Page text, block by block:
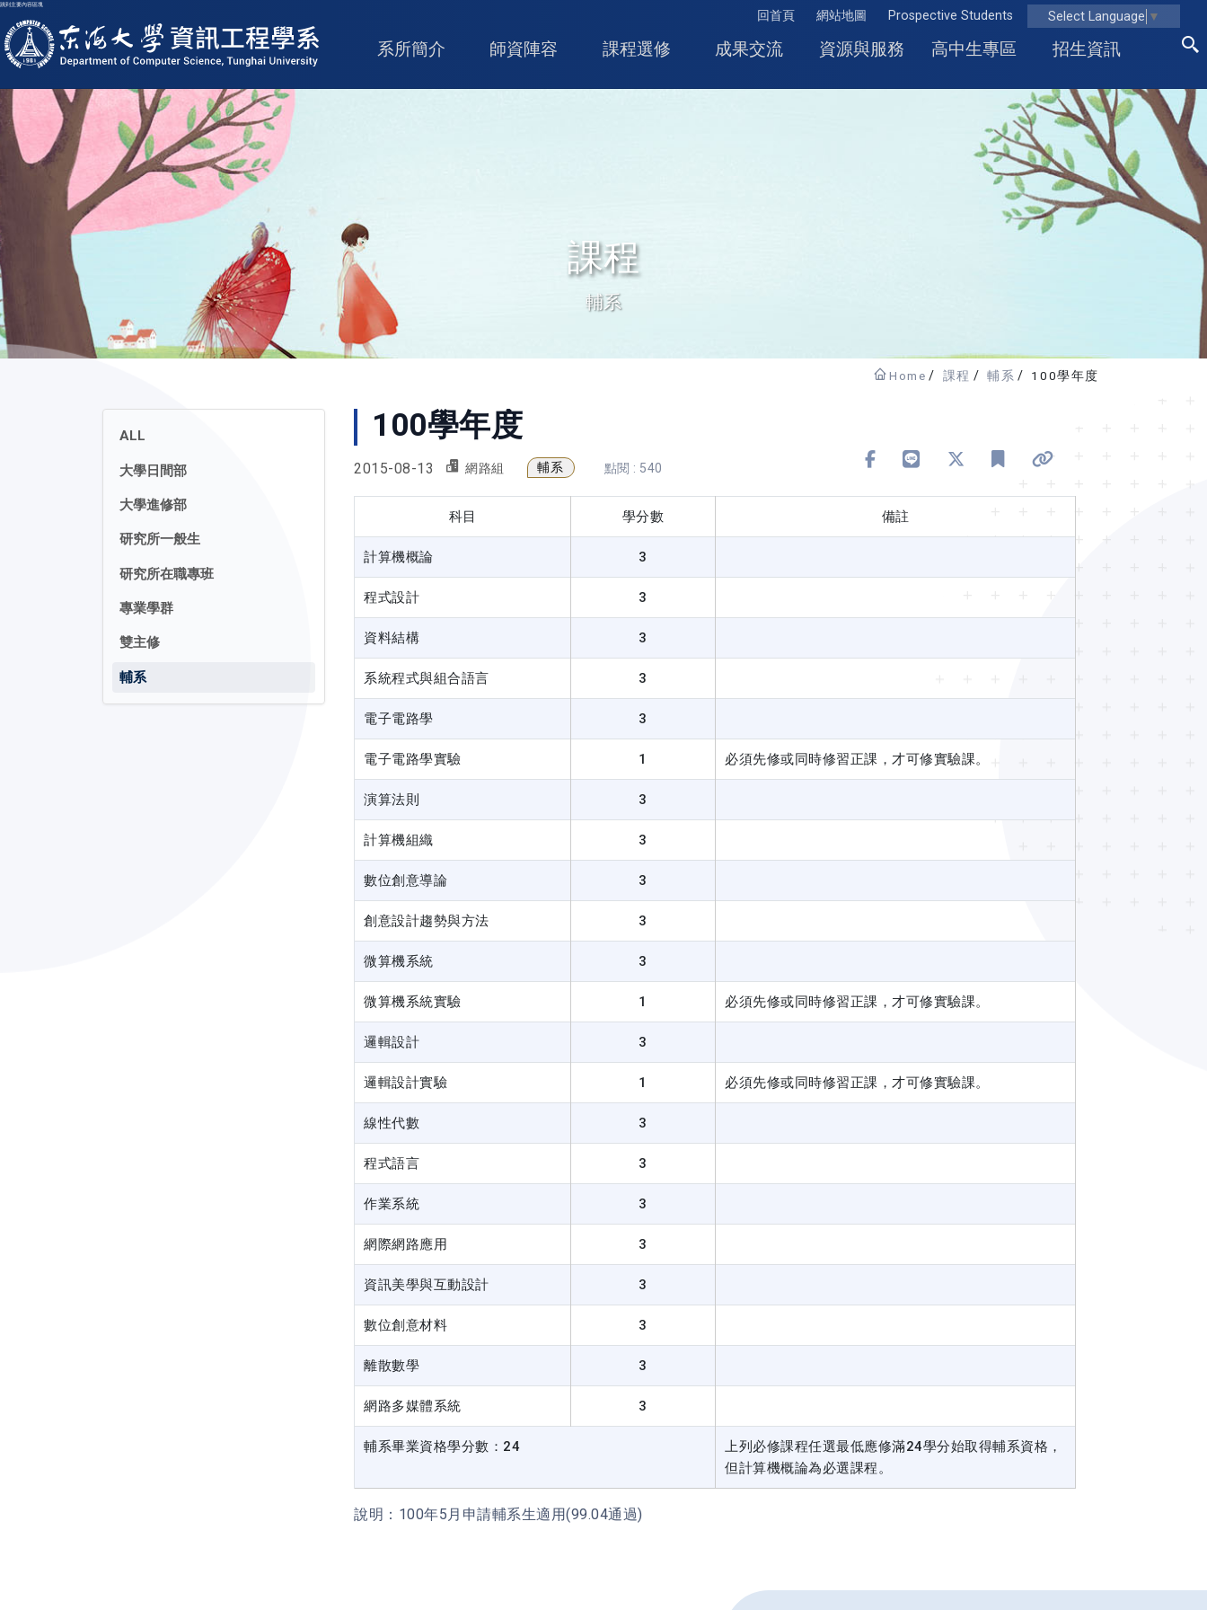
跳到主要內容區塊
回首頁 網站地圖 Prospective Students Select Language ▼
東海大學logo
系所簡介 師資陣容 課程選修 成果交流 資源與服務 高中生專區 招生資訊
課程
輔系
Home 課程 輔系 100學年度
ALL
大學日間部
大學進修部
研究所一般生
研究所在職專班
專業學群
雙主修
輔系
100學年度
2015-08-13 網路組 輔系 點閱 : 540
科目 學分數 備註
計算機概論 3
程式設計 3
資料結構 3
系統程式與組合語言 3
電子電路學 3
電子電路學實驗 1 必須先修或同時修習正課，才可修實驗課。
演算法則 3
計算機組織 3
數位創意導論 3
創意設計趨勢與方法 3
微算機系統 3
微算機系統實驗 1 必須先修或同時修習正課，才可修實驗課。
邏輯設計 3
邏輯設計實驗 1 必須先修或同時修習正課，才可修實驗課。
線性代數 3
程式語言 3
作業系統 3
網際網路應用 3
資訊美學與互動設計 3
數位創意材料 3
離散數學 3
網路多媒體系統 3
輔系畢業資格學分數：24
上列必修課程任選最低應修滿24學分始取得輔系資格，
但計算機概論為必選課程。
說明：100年5月申請輔系生適用(99.04通過)